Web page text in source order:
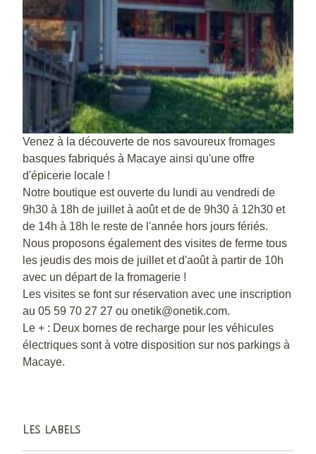
Venez à la découverte de nos savoureux fromages
basques fabriqués à Macaye ainsi qu'une offre
d'épicerie locale !
Notre boutique est ouverte du lundi au vendredi de
9h30 à 18h de juillet à août et de de 9h30 à 12h30 et
de 14h à 18h le reste de l'année hors jours fériés.
Nous proposons également des visites de ferme tous
les jeudis des mois de juillet et d'août à partir de 10h
avec un départ de la fromagerie !
Les visites se font sur réservation avec une inscription
au 05 59 70 27 27 ou onetik@onetik.com.
Le + : Deux bornes de recharge pour les véhicules
électriques sont à votre disposition sur nos parkings à
Macaye.
Les labels